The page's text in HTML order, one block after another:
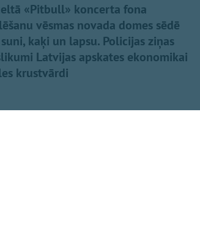
«Pitbull» koncerta fona
vēsmas novada domes sēdē
kaķi un lapsu. Policijas ziņas
Latvijas apskates ekonomikai
krustvārdi